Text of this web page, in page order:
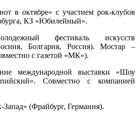
в октябре» с участием рок-клубов
КЗ «Юбилейный».
фестиваль искусств
Болгария, Россия). Мостар –
с газетой «МК»).
международной выставки «Шоу
Совместно с компанией
Запад» (Фрайбург, Германия).